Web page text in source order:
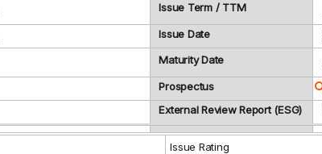
Issue Term / TTM
Issue Date
Maturity Date
Prospectus
External Review Report (ESG)
Issue Rating